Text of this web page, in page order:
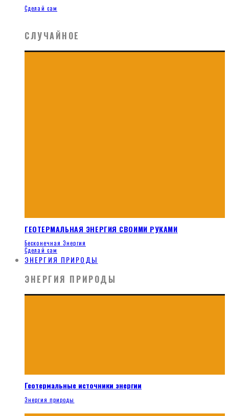
Сделай сам
СЛУЧАЙНОЕ
ГЕОТЕРМАЛЬНАЯ ЭНЕРГИЯ СВОИМИ РУКАМИ
Бесконечная Энергия
Сделай сам
ЭНЕРГИЯ ПРИРОДЫ
ЭНЕРГИЯ ПРИРОДЫ
Геотермальные источники энергии
Энергия природы